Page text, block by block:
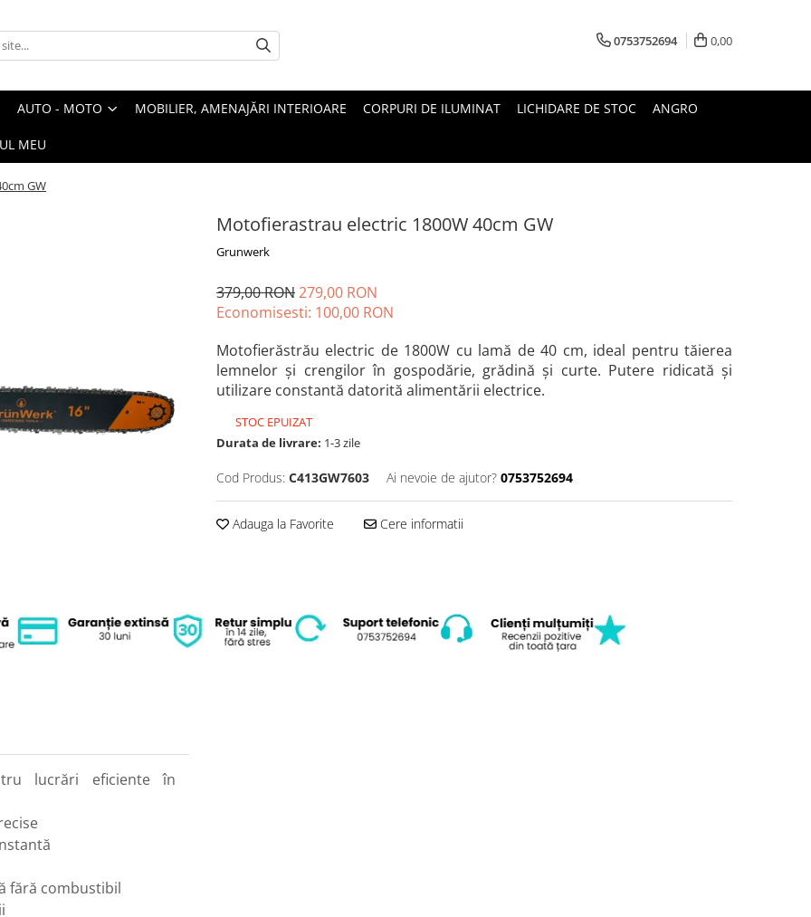
0753752694 0,00
AUTO - MOTO MOBILIER, AMENAJĂRI INTERIOARE CORPURI DE ILUMINAT LICHIDARE DE STOC ANGRO
MEU
GW
Motofierastrau electric 1800W 40cm GW
Grunwerk
379,00 RON279,00 RON
Economisesti: 100,00 RON
Motofierăstrău electric de 1800W cu lamă de 40 cm, ideal pentru tăierea
lemnelor și crengilor în gospodărie, grădină și curte. Putere ridicată și
utilizare constantă datorită alimentării electrice.
STOC EPUIZAT
Durata de livrare: 1-3 zile
Cod Produs: C413GW7603 Ai nevoie de ajutor? 0753752694
Adauga la Favorite Cere informatii
lucrări eficiente în
fără combustibil